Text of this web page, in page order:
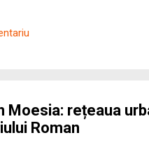
procesului de rom...
Moesia: rețeaua
Roman